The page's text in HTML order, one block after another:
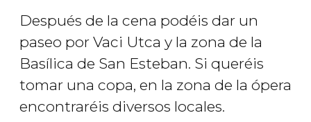
Después de la cena podéis dar un
paseo por Vaci Utca y la zona de la
Basílica de San Esteban. Si queréis
tomar una copa, en la zona de la ópera
encontraréis diversos locales.